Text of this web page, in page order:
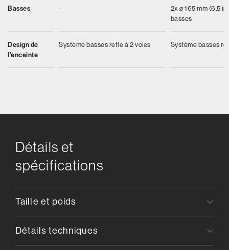
Basses
Design de
l'enceinte
–
Système basses refle à 2 voies
2x ø 165 mm (6.5
basses
Système basses
Détails et
spécifications
Taille et poids
Détails techniques